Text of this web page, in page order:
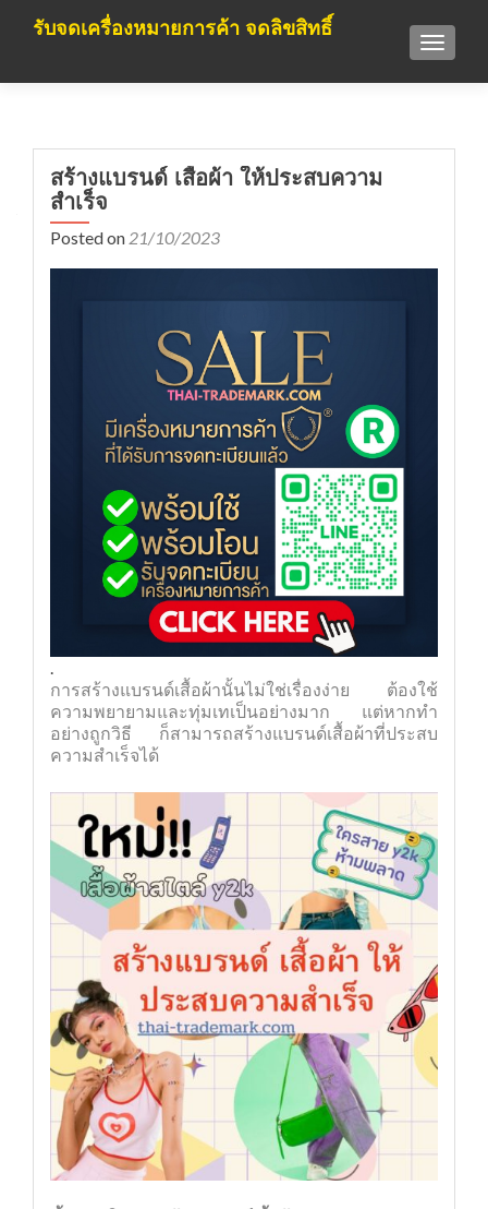
รับจดเครื่องหมายการค้า จดลิขสิทธิ์
สร้างแบรนด์ เสื้อผ้า ให้ประสบความ
สำเร็จ
Posted on 21/10/2023
.
การสร้างแบรนด์เสื้อผ้านั้นไม่ใช่เรื่องง่าย ต้องใช้
ความพยายามและทุ่มเทเป็นอย่างมาก แต่หากทำ
อย่างถูกวิธี ก็สามารถสร้างแบรนด์เสื้อผ้าที่ประสบ
ความสำเร็จได้